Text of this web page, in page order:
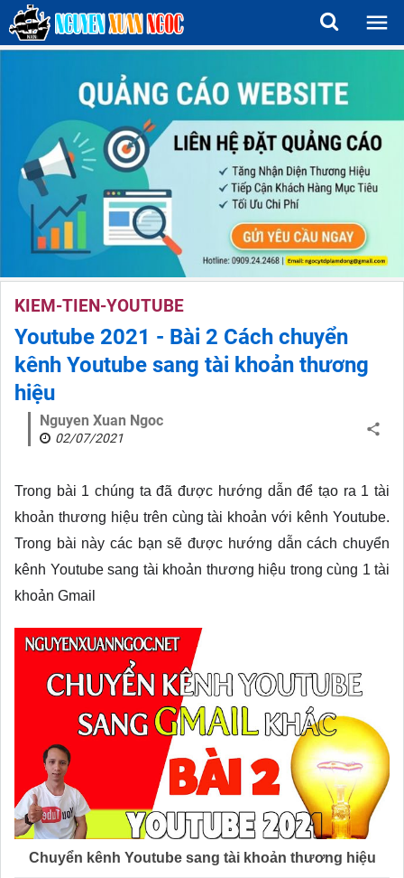
KIEM-TIEN-YOUTUBE
Youtube 2021 - Bài 2 Cách chuyển
kênh Youtube sang tài khoản thương
hiệu
Nguyen Xuan Ngoc
02/07/2021
Trong bài 1 chúng ta đã được hướng dẫn để tạo ra 1 tài
khoản thương hiệu trên cùng tài khoản với kênh Youtube.
Trong bài này các bạn sẽ được hướng dẫn cách chuyển
kênh Youtube sang tài khoản thương hiệu trong cùng 1 tài
khoản Gmail
Chuyển kênh Youtube sang tài khoản thương hiệu